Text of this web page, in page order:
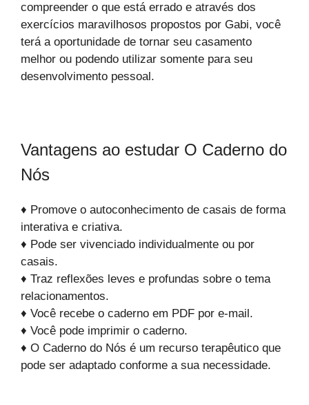
compreender o que está errado e através dos
exercícios maravilhosos propostos por Gabi, você
terá a oportunidade de tornar seu casamento
melhor ou podendo utilizar somente para seu
desenvolvimento pessoal.
Vantagens ao estudar O Caderno do
Nós
♦ Promove o autoconhecimento de casais de forma
interativa e criativa.
♦ Pode ser vivenciado individualmente ou por
casais.
♦ Traz reflexões leves e profundas sobre o tema
relacionamentos.
♦ Você recebe o caderno em PDF por e-mail.
♦ Você pode imprimir o caderno.
♦ O Caderno do Nós é um recurso terapêutico que
pode ser adaptado conforme a sua necessidade.